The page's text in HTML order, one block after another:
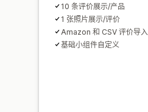
10 条评价展示/产品
1 张照片展示/评价
Amazon 和 CSV 评价导入
基础小组件自定义